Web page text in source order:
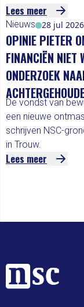
Lees meer
Nieuws 28 jul 2026
OPINIE PIETER
FINANCIËN NIET
ONDERZOEK
De vondst van
een nieuwe
schrijven NSC-
in Trouw.
Lees meer